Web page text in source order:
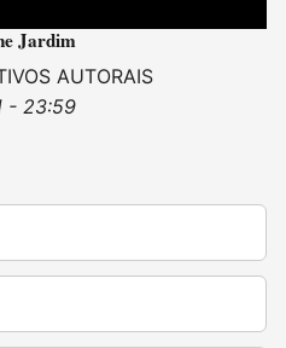
Jardim
AUTORAIS
- 23:59